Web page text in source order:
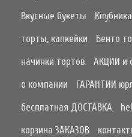
Вкусные букеты
торты, капкейки
Бенто
начинки тортов
АКЦИИ и
о компании
ГАРАНТИИ
бесплатная ДОСТАВКА
корзина ЗАКАЗОВ